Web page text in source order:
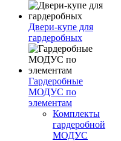
Двери-купе для
гардеробных
Гардеробные
МОДУС по
элементам
Комплекты
гардеробной
МОДУС